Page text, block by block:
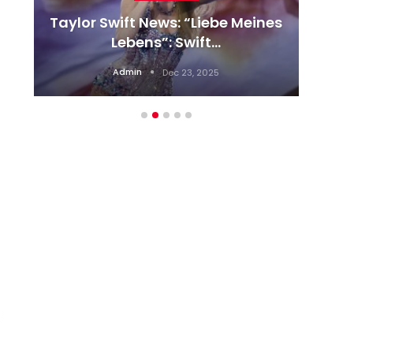
Taylor Swift News: “Liebe Meines
Lebens”: Swift…
Admin Dec 23, 2025